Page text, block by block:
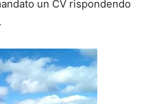
un CV rispondendo